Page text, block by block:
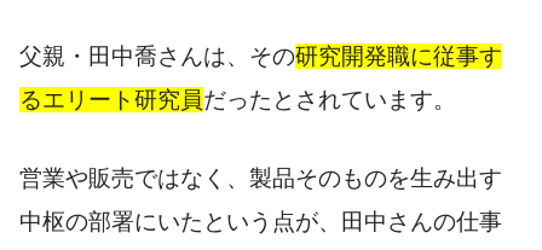
父親・田中喬さんは、その研究開発職に従事す
るエリート研究員だったとされています。
営業や販売ではなく、製品そのものを生み出す
中枢の部署にいたという点が、田中さんの仕事